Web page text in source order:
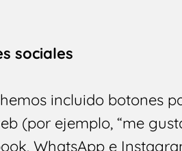
sociales
incluido botones
(por ejemplo, “me
WhatsApp e